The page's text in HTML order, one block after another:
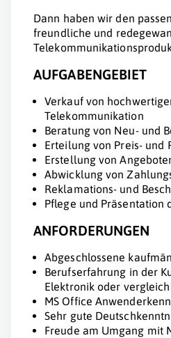
Dann haben wir den
freundliche und
AUFGABENGEBIET
Verkauf von
Telekommunikation
Beratung von Neu- und
Erteilung von Preis- und
Erstellung von
Abwicklung von
Reklamations- und
Pflege und Präsentation
ANFORDERUNGEN
Abgeschlossene
Berufserfahrung in der
Elektronik oder
MS Office
Sehr gute
Freude am Umgang mit